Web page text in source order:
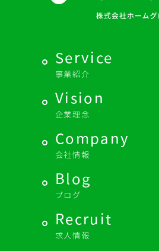
Service
事業紹介
Vision
企業理念
Company
会社情報
Blog
ブログ
Recruit
求人情報